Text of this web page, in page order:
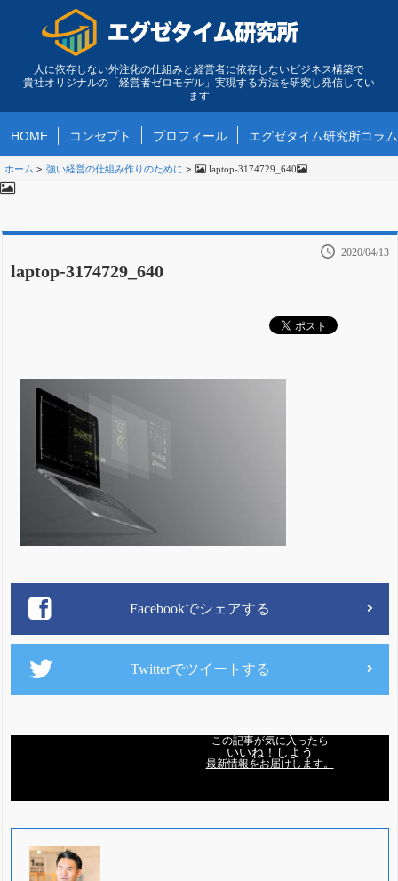
人に依存しない外注化の仕組みと経営者に依存しないビジネス構築で
貴社オリジナルの「経営者ゼロモデル」実現する方法を研究し発信してい
ます
HOME コンセプト プロフィール エグゼタイム研究所コラム
ホーム > 強い経営の仕組み作りのために > laptop-3174729_640
2020/04/13
laptop-3174729_640
Facebookでシェアする
Twitterでツイートする
この記事が気に入ったら
いいね！しよう
最新情報をお届けします。